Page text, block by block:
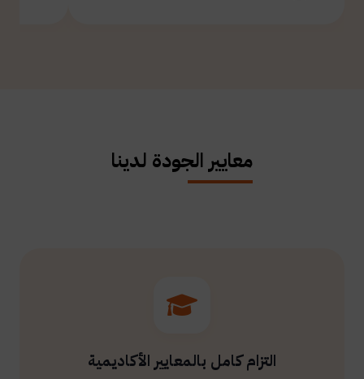
معايير الجودة لدينا
التزام كامل بالمعايير الأكاديمية